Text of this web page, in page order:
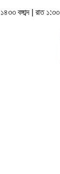
বঙ্গাব্দ | রাত ১:৩৩